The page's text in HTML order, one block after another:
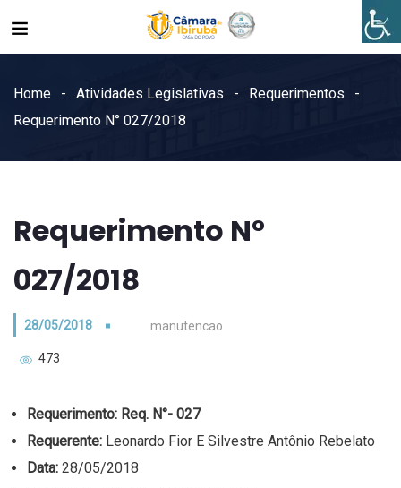
Home Atividades Legislativas
Requerimentos
Requerimento N° 027/2018
Requerimento N°
027/2018
28/05/2018 manutencao
473
Requerimento: Req. N°- 027
Requerente: Leonardo Fior E Silvestre Antônio Rebelato
Data: 28/05/2018